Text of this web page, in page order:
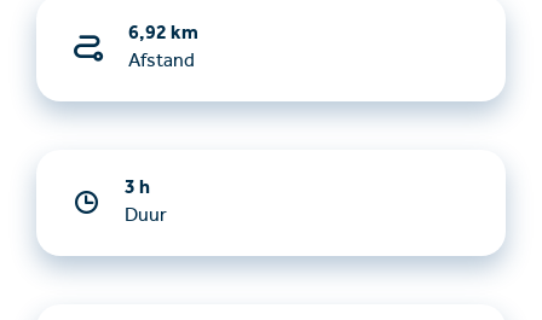
6,92 km
Afstand
3 h
Duur